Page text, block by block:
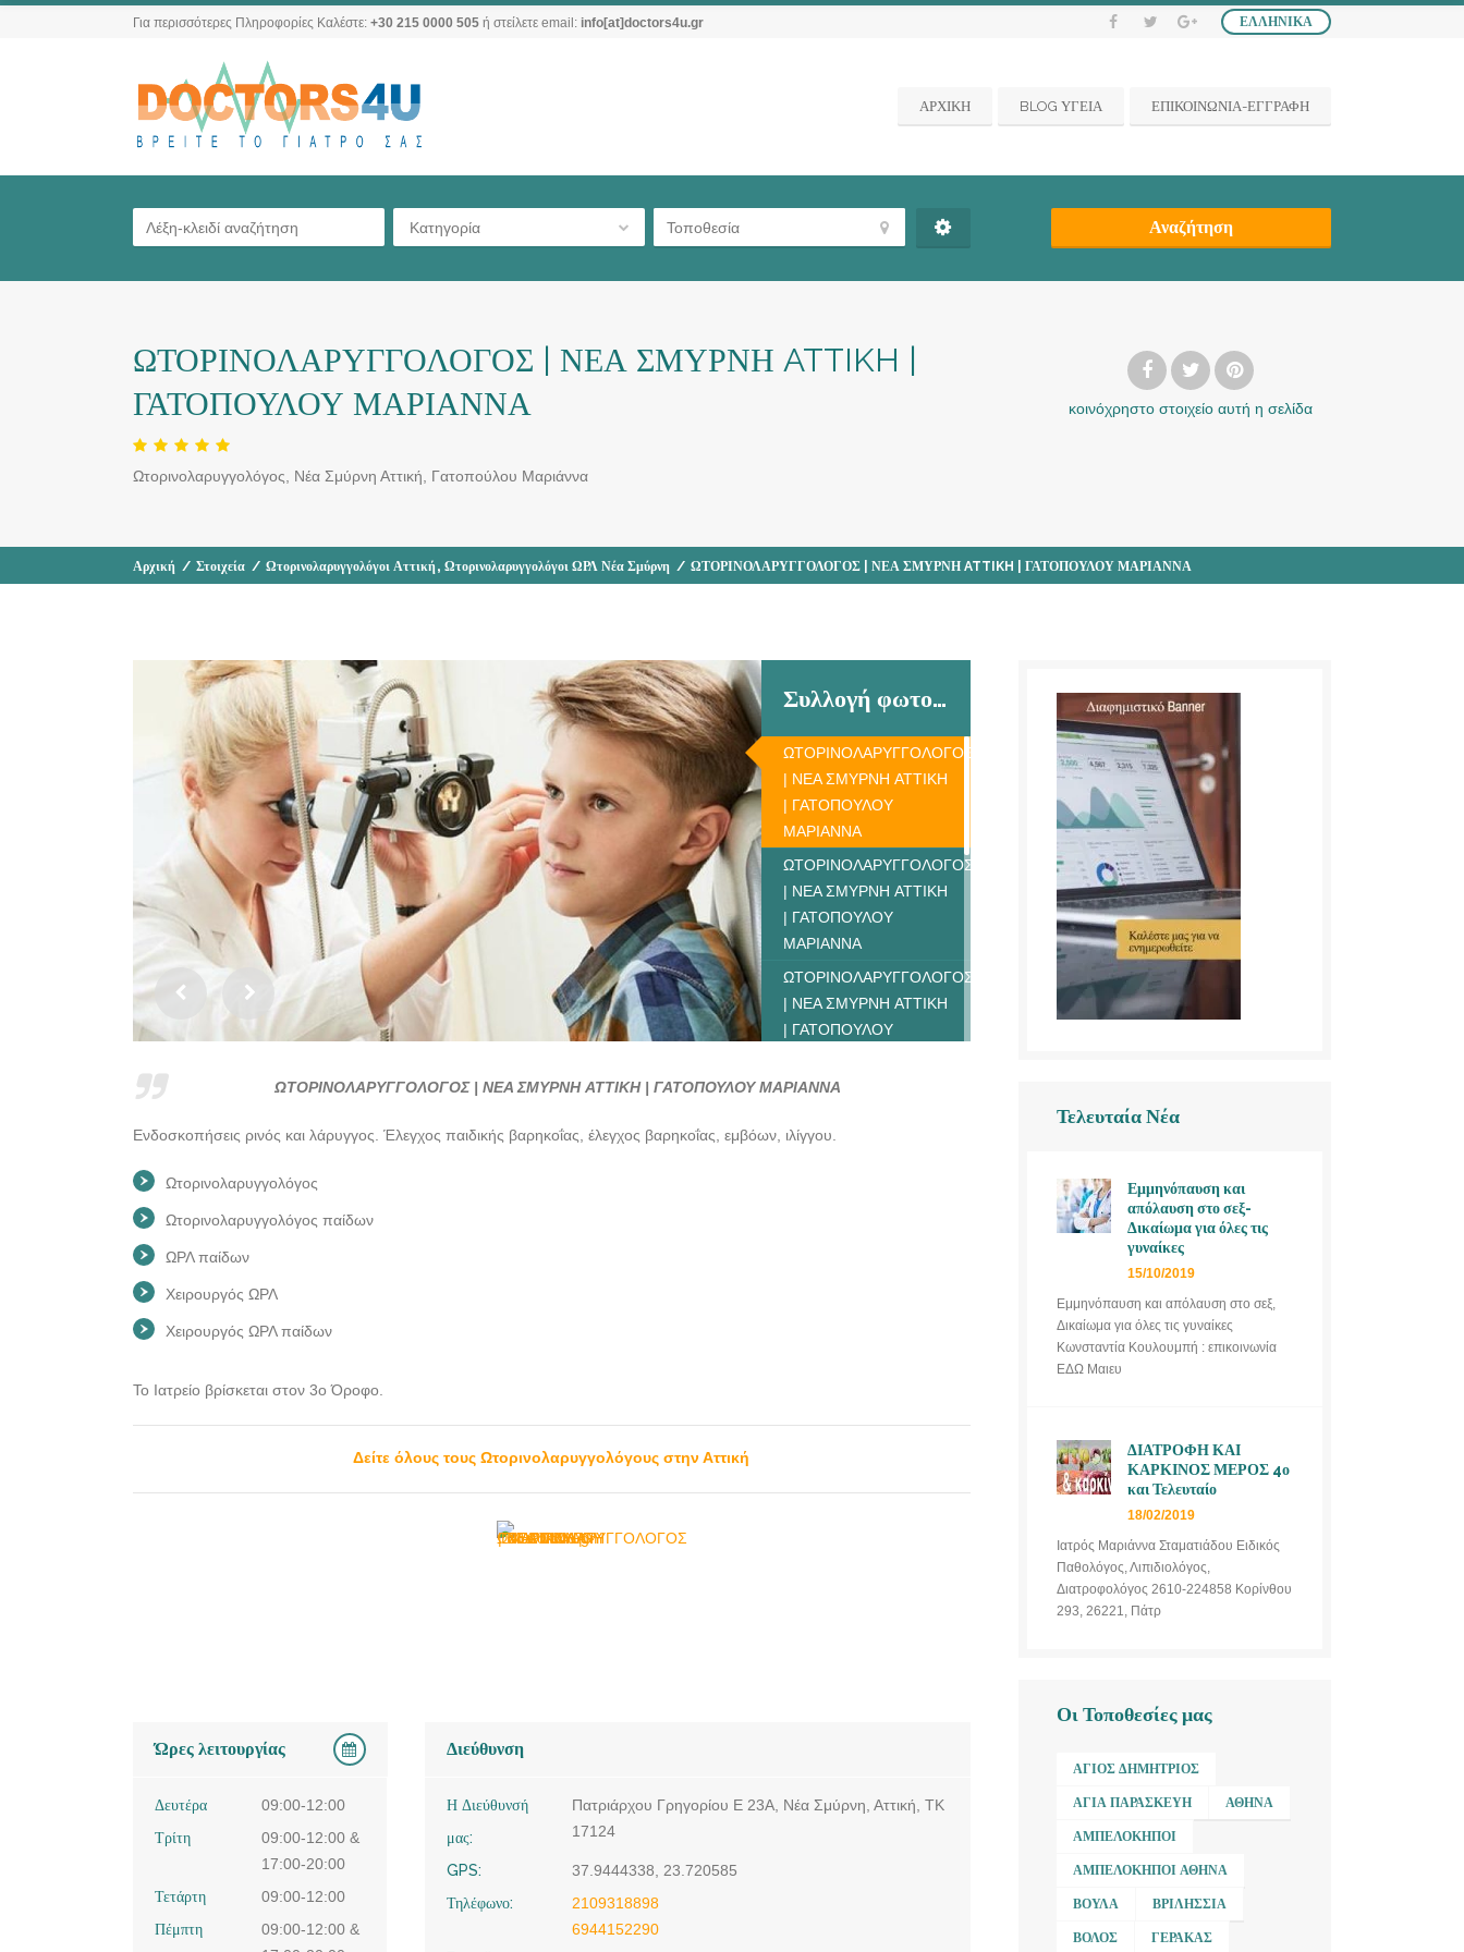
ΕΛΛΗΝΙΚΆ
Για περισσότερες Πληροφορίες Καλέστε: +30 215 0000 505 ή στείλετε email: info[at]doctors4u.gr
ΑΡΧΙΚΗ BLOG ΥΓΕΙΑ ΕΠΙΚΟΙΝΩΝΙΑ-ΕΓΓΡΑΦΗ
Κατηγορία Αναζήτηση
ΩΤΟΡΙΝΟΛΑΡΥΓΓΟΛΟΓΟΣ | ΝΕΑ ΣΜΥΡΝΗ ATTIKH |
ΓΑΤΟΠΟΥΛΟΥ ΜΑΡΙΑΝΝΑ
Ωτορινολαρυγγολόγος, Νέα Σμύρνη Αττική, Γατοπούλου Μαριάννα
κοινόχρηστο στοιχείο αυτή η σελίδα
Αρχική / Στοιχεία / Ωτορινολαρυγγολόγοι Αττική , Ωτορινολαρυγγολόγοι ΩΡΛ Νέα Σμύρνη / ΩΤΟΡΙΝΟΛΑΡΥΓΓΟΛΟΓΟΣ | ΝΕΑ ΣΜΥΡΝΗ ATTIKH | ΓΑΤΟΠΟΥΛΟΥ ΜΑΡΙΑΝΝΑ
Συλλογή φωτογραφιών
ΩΤΟΡΙΝΟΛΑΡΥΓΓΟΛΟΓΟΣ
| ΝΕΑ ΣΜΥΡΝΗ ATTIKH
| ΓΑΤΟΠΟΥΛΟΥ
ΜΑΡΙΑΝΝΑ
ΩΤΟΡΙΝΟΛΑΡΥΓΓΟΛΟΓΟΣ
| ΝΕΑ ΣΜΥΡΝΗ ATTIKH
| ΓΑΤΟΠΟΥΛΟΥ
ΜΑΡΙΑΝΝΑ
ΩΤΟΡΙΝΟΛΑΡΥΓΓΟΛΟΓΟΣ
| ΝΕΑ ΣΜΥΡΝΗ ATTIKH
| ΓΑΤΟΠΟΥΛΟΥ
ΩΤΟΡΙΝΟΛΑΡΥΓΓΟΛΟΓΟΣ
| ΓΑΤΟΠΟΥΛΟΥ
ΩΤΟΡΙΝΟΛΑΡΥΓΓΟΛΟΓΟΣ
ΩΤΟΡΙΝΟΛΑΡΥΓΓΟΛΟΓΟΣ | ΝΕΑ ΣΜΥΡΝΗ ATTIKH | ΓΑΤΟΠΟΥΛΟΥ ΜΑΡΙΑΝΝΑ
Ενδοσκοπήσεις ρινός και λάρυγγος. Έλεγχος παιδικής βαρηκοΐας, έλεγχος βαρηκοΐας, εμβόων, ιλίγγου.
Ωτορινολαρυγγολόγος
Ωτορινολαρυγγολόγος παίδων
ΩΡΛ παίδων
Χειρουργός ΩΡΛ
Χειρουργός ΩΡΛ παίδων
Το Ιατρείο βρίσκεται στον 3ο Όροφο.
Δείτε όλους τους Ωτορινολαρυγγολόγους στην Αττική
Ώρες λειτουργίας
Δευτέρα
09:00-12:00
Τρίτη
09:00-12:00 &
17:00-20:00
Τετάρτη
09:00-12:00
Πέμπτη
09:00-12:00 &
Διεύθυνση
Η Διεύθυνσή
μας:
Πατριάρχου Γρηγορίου Ε 23Α, Νέα Σμύρνη, Αττική, ΤΚ
17124
GPS:
37.9444338, 23.720585
Τηλέφωνο:
2109318898
6944152290
Τελευταία Νέα
Εμμηνόπαυση και
απόλαυση στο σεξ-
Δικαίωμα για όλες τις
γυναίκες
15/10/2019
Εμμηνόπαυση και απόλαυση στο σεξ,
Δικαίωμα για όλες τις γυναίκες
Κωνσταντία Κουλουμπή : επικοινωνία
ΕΔΩ Μαιευ
ΔΙΑΤΡΟΦΗ ΚΑΙ
ΚΑΡΚΙΝΟΣ ΜΕΡΟΣ 4ο
και Τελευταίο
18/02/2019
Ιατρός Μαριάννα Σταματιάδου Ειδικός
Παθολόγος, Λιπιδιολόγος,
Διατροφολόγος 2610-224858 Κορίνθου
293, 26221, Πάτρ
Οι Τοποθεσίες μας
ΆΓΙΟΣ ΔΗΜΉΤΡΙΟΣ
ΑΓΊΑ ΠΑΡΑΣΚΕΥΉ ΑΘΉΝΑ
ΑΜΠΕΛΌΚΗΠΟΙ
ΑΜΠΕΛΌΚΗΠΟΙ ΑΘΉΝΑ
ΒΟΎΛΑ ΒΡΙΛΉΣΣΙΑ
ΒΌΛΟΣ ΓΈΡΑΚΑΣ